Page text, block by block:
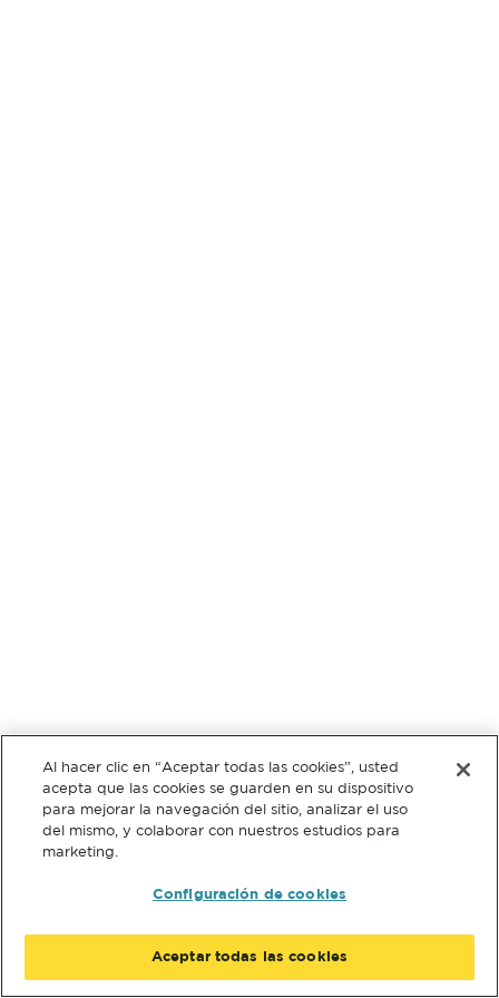
Al hacer clic en “Aceptar todas las cookies”, usted
acepta que las cookies se guarden en su dispositivo
para mejorar la navegación del sitio, analizar el uso
del mismo, y colaborar con nuestros estudios para
marketing.
Configuración de cookies
Aceptar todas las cookies